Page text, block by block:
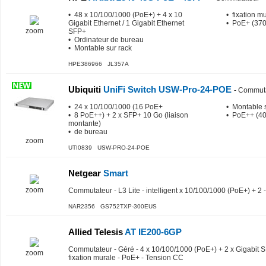
zoom
• 48 x 10/100/1000 (PoE+) + 4 x 10
Gigabit Ethernet / 1 Gigabit Ethernet
SFP+
• Ordinateur de bureau
• Montable sur rack
• fixation
• PoE+
HPE386966 JL357A
zoom
Ubiquiti UniFi Switch USW-Pro-24-POE -
• 24 x 10/100/1000 (16 PoE+
• 8 PoE++) + 2 x SFP+ 10 Go (liaison
montante)
• de bureau
• Montable
• PoE++
UTI0839 USW-PRO-24-POE
zoom
Netgear Smart
Commutateur - L3 Lite - intelligent x 10/100/1000 (PoE+) + 2
NAR2356 GS752TXP-300EUS
zoom
Allied TelesisAT IE200-6GP
Commutateur - Géré - 4 x 10/100/1000 (PoE+) + 2 x Gigabit
fixation murale - PoE+ - Tension CC